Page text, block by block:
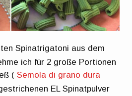
Spinatrigatoni aus dem
ich für 2 große Portionen
(Semola di grano dura
EL Spinatpulver